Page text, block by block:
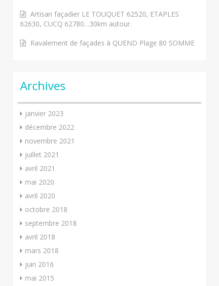
Artisan façadier LE TOUQUET 62520, ETAPLES
62630, CUCQ 62780…30km autour.
Ravalement de façades à QUEND Plage 80 SOMME
Archives
janvier 2023
décembre 2022
novembre 2021
juillet 2021
avril 2021
mai 2020
avril 2020
octobre 2018
septembre 2018
avril 2018
mars 2018
juin 2016
mai 2015